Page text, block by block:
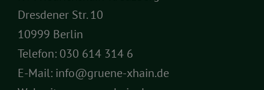
Dresdener Str. 10
10999 Berlin
Telefon: 030 614 314 6
E-Mail: info@gruene-xhain.de